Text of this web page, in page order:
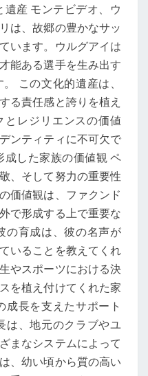
遺産 モンテビデオ、ウ
は、故郷の豊かなサッ
います。ウルグアイは
能ある選手を生み出す
この文化的遺産は、
る責任感と誇りを植え
とレジリエンスの価値
ンティティに不可欠で
成した家族の価値観 ペ
、そして努力の重要性
価値観は、ファクンド
で形成する上で重要な
の育成は、彼の名声が
いることを教えてくれ
やスポーツにおける決
を植え付けてくれた家
成長を支えたサポート
は、地元のクラブやユ
まなシステムによって
、幼い頃から質の高い